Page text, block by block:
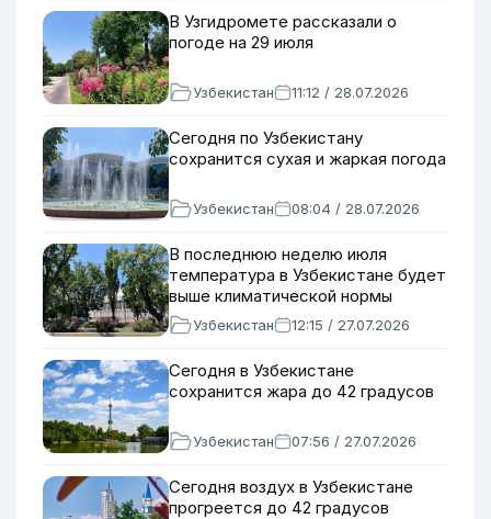
В Узгидромете рассказали о
погоде на 29 июля
Узбекистан 11:12 / 28.07.2026
Сегодня по Узбекистану
сохранится сухая и жаркая погода
Узбекистан 08:04 / 28.07.2026
В последнюю неделю июля
температура в Узбекистане будет
выше климатической нормы
Узбекистан 12:15 / 27.07.2026
Сегодня в Узбекистане
сохранится жара до 42 градусов
Узбекистан 07:56 / 27.07.2026
Сегодня воздух в Узбекистане
прогреется до 42 градусов